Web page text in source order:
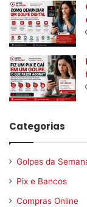
Categorias
Golpes da
Pix e Bancos
Compras Online